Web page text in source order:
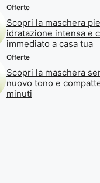
Offerte
Scopri la maschera
idratazione intensa e
immediato a casa tua
Offerte
Scopri la maschera
nuovo tono e
minuti